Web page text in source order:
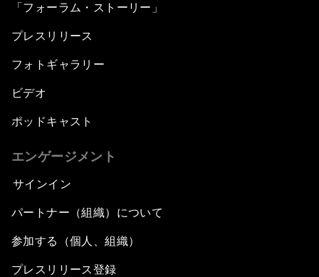
「フォーラム・ストーリー」
プレスリリース
フォトギャラリー
ビデオ
ポッドキャスト
エンゲージメント
サインイン
パートナー（組織）について
参加する（個人、組織）
プレスリリース登録